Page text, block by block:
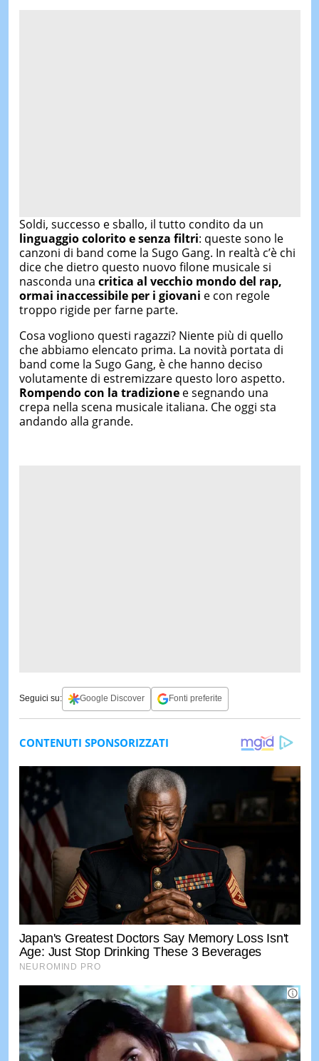
Soldi, successo e sballo, il tutto condito da un
linguaggio colorito e senza filtri: queste sono le
canzoni di band come la Sugo Gang. In realtà c’è chi
dice che dietro questo nuovo filone musicale si
nasconda una critica al vecchio mondo del rap,
ormai inaccessibile per i giovani e con regole
troppo rigide per farne parte.
Cosa vogliono questi ragazzi? Niente più di quello
che abbiamo elencato prima. La novità portata di
band come la Sugo Gang, è che hanno deciso
volutamente di estremizzare questo loro aspetto.
Rompendo con la tradizionee segnando una
crepa nella scena musicale italiana. Che oggi sta
andando alla grande.
Seguici su: Google Discover Fonti preferite